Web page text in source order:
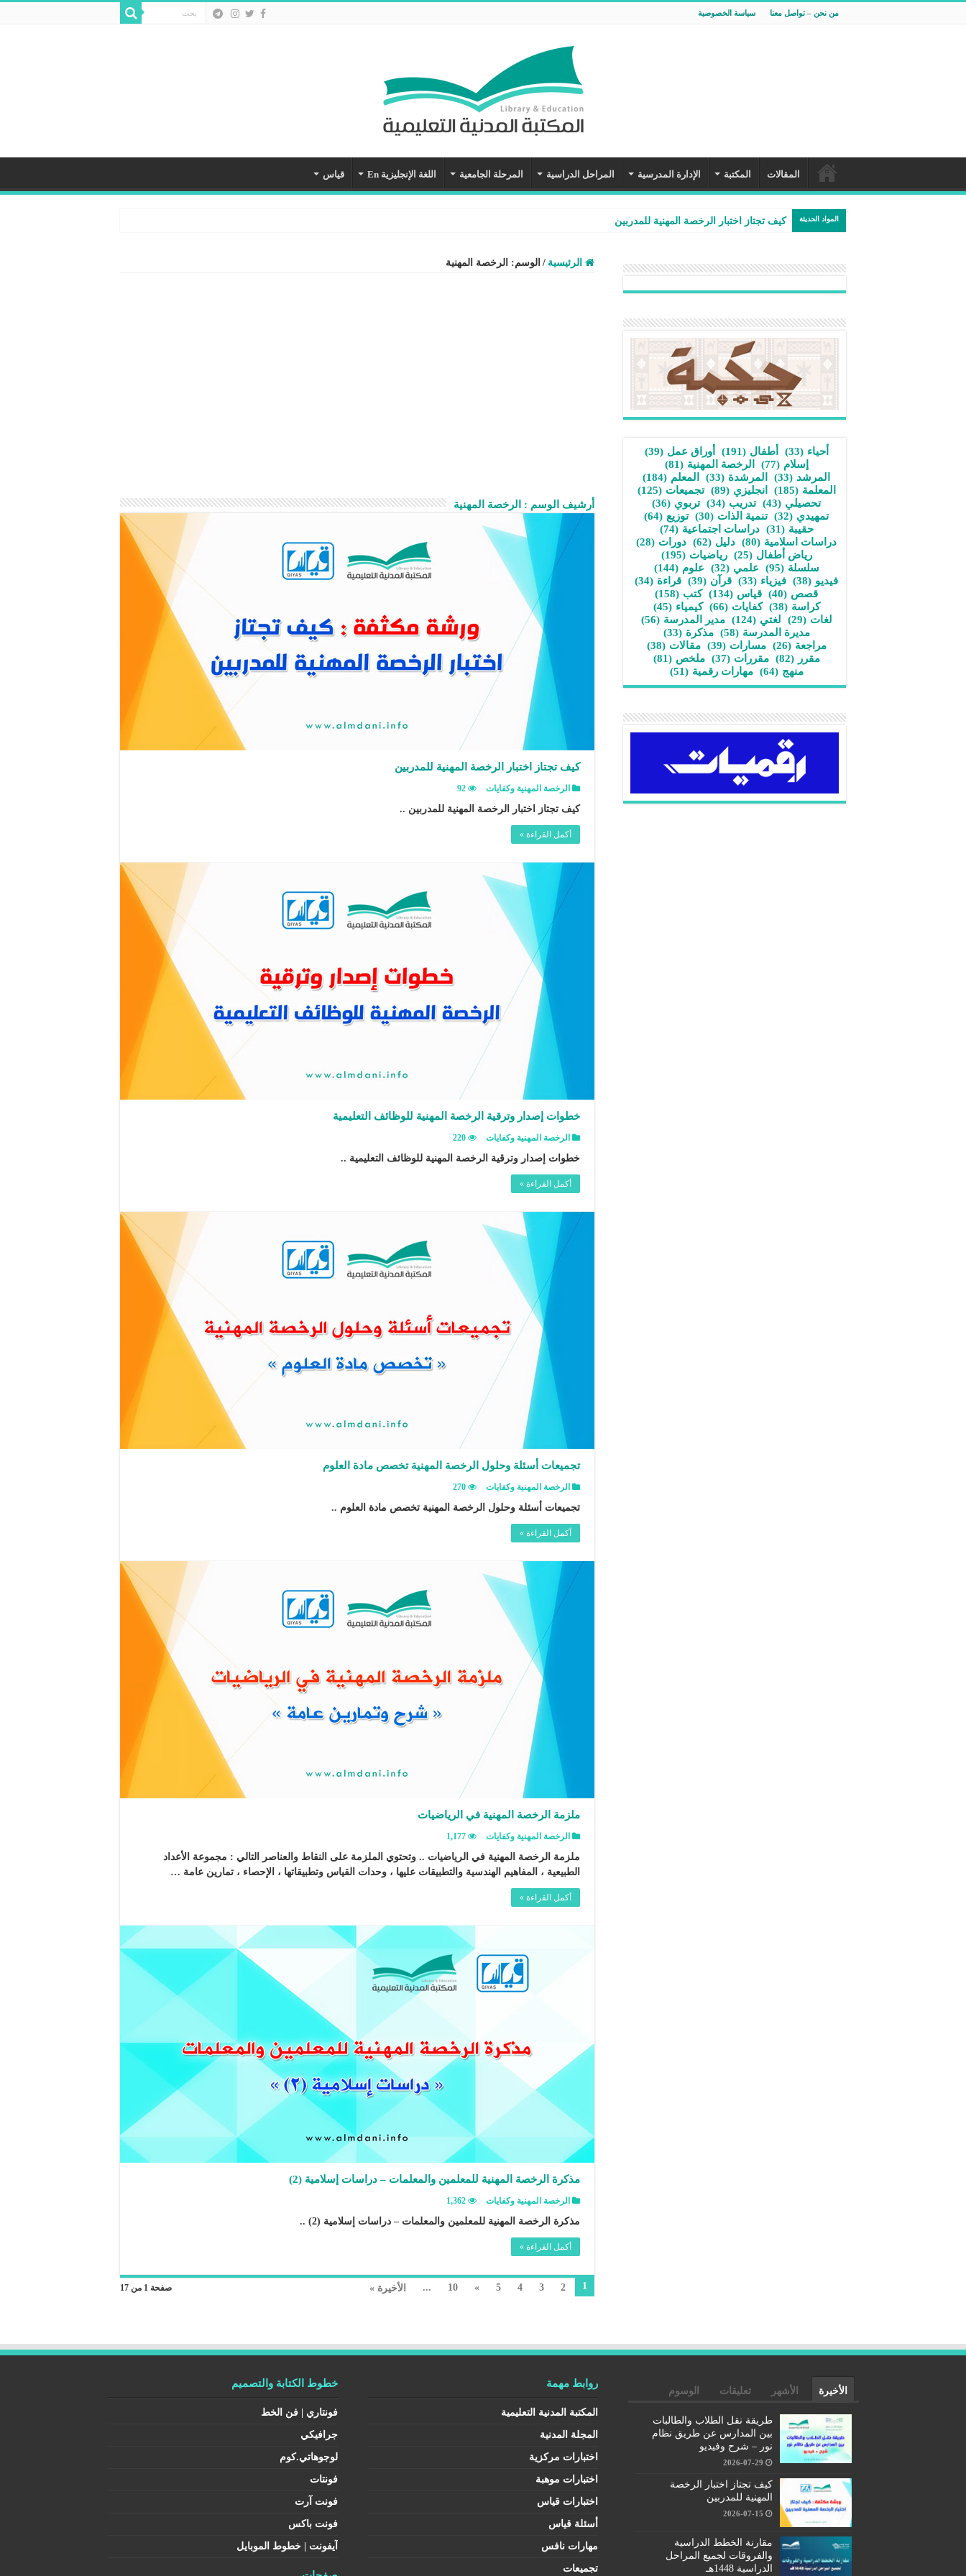
من نحن – تواصل معنا سياسة الخصوصية
المقالات المكتبة الإدارة المدرسية المراحل الدراسية المرحلة الجامعية اللغة الإنجليزية En قياس
المواد الحديثة كيف تجتاز اختبار الرخصة المهنية للمدربين
الرئيسية / الوسم: الرخصة المهنية
أرشيف الوسم : الرخصة المهنية
كيف تجتاز اختبار الرخصة المهنية للمدربين
الرخصة المهنية وكفايات 92
كيف تجتاز اختبار الرخصة المهنية للمدربين ..
أكمل القراءة »
خطوات إصدار وترقية الرخصة المهنية للوظائف التعليمية
الرخصة المهنية وكفايات 220
خطوات إصدار وترقية الرخصة المهنية للوظائف التعليمية ..
أكمل القراءة »
تجميعات أسئلة وحلول الرخصة المهنية تخصص مادة العلوم
الرخصة المهنية وكفايات 270
تجميعات أسئلة وحلول الرخصة المهنية تخصص مادة العلوم ..
أكمل القراءة »
ملزمة الرخصة المهنية في الرياضيات
الرخصة المهنية وكفايات 1,177
ملزمة الرخصة المهنية في الرياضيات .. وتحتوي الملزمة على النقاط والعناصر التالي : مجموعة الأعداد
الطبيعية ، المفاهيم الهندسية والتطبيقات عليها ، وحدات القياس وتطبيقاتها ، الإحصاء ، تمارين عامة …
أكمل القراءة »
مذكرة الرخصة المهنية للمعلمين والمعلمات – دراسات إسلامية (2)
الرخصة المهنية وكفايات 1,362
مذكرة الرخصة المهنية للمعلمين والمعلمات – دراسات إسلامية (2) ..
أكمل القراءة »
صفحة 1 من 17 1
2
3
4
5
»
10
... الأخيرة »
أحياء (33) أطفال (191) أوراق عمل (39)
إسلام (77) الرخصة المهنية (81)
المرشد (33) المرشدة (33) المعلم (184)
المعلمة (185) انجليزي (89) تجميعات (125)
تحصيلي (43) تدريب (34) تربوي (36)
تمهيدي (32) تنمية الذات (30) توزيع (64)
حقيبة (31) دراسات اجتماعية (74)
دراسات اسلامية (80) دليل (62) دورات (28)
رياض أطفال (25) رياضيات (195)
سلسلة (95) علمي (32) علوم (144)
فيديو (38) فيزياء (33) قرآن (39) قراءة (34)
قصص (40) قياس (134) كتب (158)
كراسة (38) كفايات (66) كيمياء (45)
لغات (29) لغتي (124) مدير المدرسة (56)
مديرة المدرسة (58) مذكرة (33)
مراجعة (26) مسارات (39) مقالات (38)
مقرر (82) مقررات (37) ملخص (81)
منهج (64) مهارات رقمية (51)
الأخيرة الأشهر تعليقات الوسوم
طريقة نقل الطلاب والطالبات
بين المدارس عن طريق نظام
نور – شرح وفيديو
2026-07-29
كيف تجتاز اختبار الرخصة
المهنية للمدربين
2026-07-15
مقارنة الخطط الدراسية
والفروقات لجميع المراحل
الدراسية 1448هـ
روابط مهمة
المكتبة المدنية التعليمية
المجلة المدنية
اختبارات مركزية
اختبارات موهبة
اختبارات قياس
أسئلة قياس
مهارات نافس
تجميعات
خطوط الكتابة والتصميم
فونتاري | فن الخط
جرافيكي
لوجوهاتي.كوم
فونتات
فونت آرت
فونت باكس
آيفونت | خطوط الموبايل